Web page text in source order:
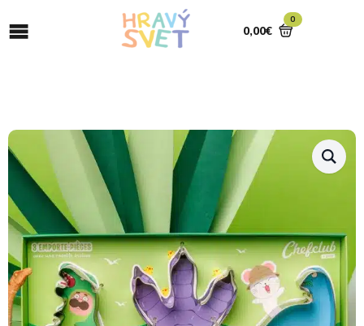
0,00€
0